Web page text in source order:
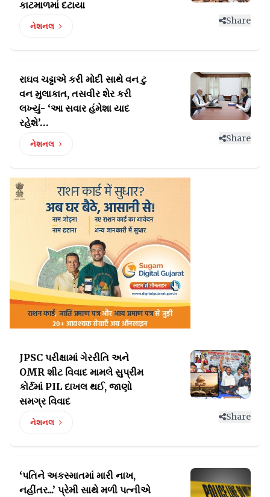
કાટમાળમાં દટાયા
નેશનલ
Share
રાઘવ ચઢ્ઢાએ કરી મોદી સાથે વન ટુ
વન મુલાકાત, તસવીરશેર કરી
લખ્યું- ‘આ સવાર હંમેશા યાદ
રહેશે’…
નેશનલ
Share
JPSC પરીક્ષામાં ગેરરીતિ અને
OMR શીટ વિવાદ મામલે સુપ્રીમ
કોર્ટમાં PIL દાખલ થઈ, જાણો
સમગ્ર વિવાદ
નેશનલ
Share
‘પતિને અકસ્માતમાં મારી નાખ,
નહીંતર...’ પ્રેમી સાથે મળી પત્નીએ